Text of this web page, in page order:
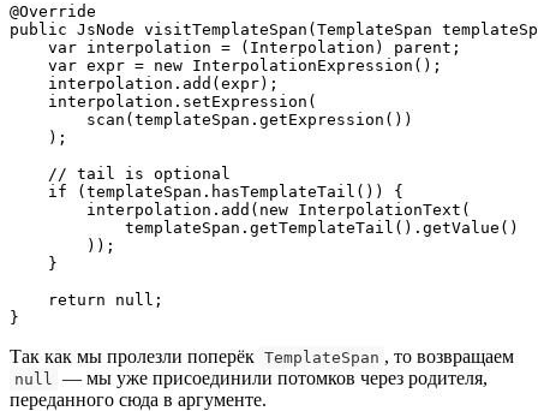
@Override
public JsNode visitTemplateSpan(TemplateSpan
    var interpolation = (Interpolation) parent;
    var expr = new InterpolationExpression();
    interpolation.add(expr);
    interpolation.setExpression(
        scan(templateSpan.getExpression())
    );
    // tail is optional
    if (templateSpan.hasTemplateTail()) {
        interpolation.add(new InterpolationText(
            templateSpan.getTemplateTail().getValue()
        ));
    }
    return null;
}
Так как мы пролезли поперёк TemplateSpan , то возвращаем
null
— мы уже присоединили потомков через родителя,
переданного сюда в аргументе.